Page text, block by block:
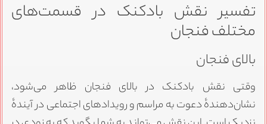
تفسیر نقش بادکنک در قسمت‌های
مختلف فنجان
بالای فنجان
وقتی نقش بادکنک در بالای فنجان ظاهر می‌شود،
نشان‌دهندهٔ دعوت به مراسم و رویدادهای اجتماعی در آیندهٔ